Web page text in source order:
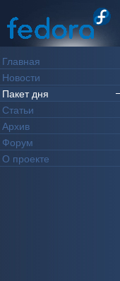
Главная
Новости
Пакет дня
Статьи
Архив
Форум
О проекте